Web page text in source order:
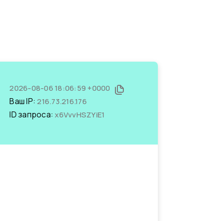
2026-08-06 18:06:59 +0000
Ваш IP:216.73.216.176
ID запроса:x6VvvHSZYiE1